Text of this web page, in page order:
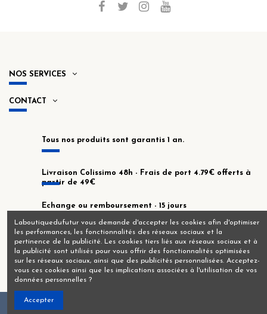
NOS SERVICES
CONTACT
Tous nos produits sont garantis 1 an.
Livraison Colissimo 48h - Frais de port 4.79€ offerts à
partir de 49€
Echange ou remboursement - 15 jours
En stock dans notre atelier de Montrouge !
Laboutiquedufutur vous demande d'accepter les cookies afin d'optimiser
les performances, les fonctionnalités des réseaux sociaux et la
pertinence de la publicité. Les cookies tiers liés aux réseaux sociaux et à
la publicité sont utilisés pour vous offrir des fonctionnalités optimisées
sur les réseaux sociaux, ainsi que des publicités personnalisées. Acceptez-
vous ces cookies ainsi que les implications associées à l'utilisation de vos
données personnelles ?
Accepter